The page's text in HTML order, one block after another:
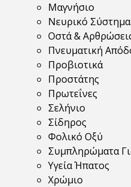
Μαγνήσιο
Νευρικό Σύστημα
Οστά &
Πνευματική
Προβιοτικά
Προστάτης
Πρωτεΐνες
Σελήνιο
Σίδηρος
Φολικό Οξύ
Συμπληρώματα
Υγεία Ήπατος
Χρώμιο